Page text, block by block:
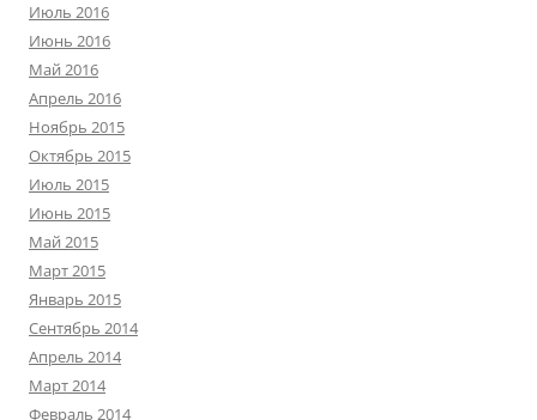
Июль 2016
Июнь 2016
Май 2016
Апрель 2016
Ноябрь 2015
Октябрь 2015
Июль 2015
Июнь 2015
Май 2015
Март 2015
Январь 2015
Сентябрь 2014
Апрель 2014
Март 2014
Февраль 2014